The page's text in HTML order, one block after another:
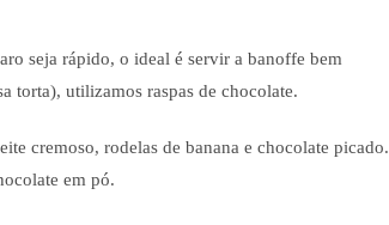
seja rápido, o ideal é servir a banoffe bem
torta), utilizamos raspas de chocolate.
cremoso, rodelas de banana e chocolate picado.
em pó.